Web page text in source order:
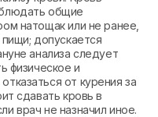
общие
натощак или не ранее,
допускается
анализа следует
физическое и
от курения за
сдавать кровь в
врач не назначил иное.